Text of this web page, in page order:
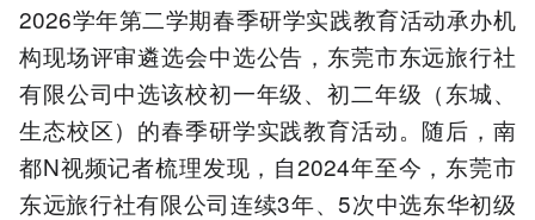
2026学年第二学期春季研学实践教育活动承办机
构现场评审遴选会中选公告，东莞市东远旅行社
有限公司中选该校初一年级、初二年级（东城、
生态校区）的春季研学实践教育活动。随后，南
都N视频记者梳理发现，自2024年至今，东莞市
东远旅行社有限公司连续3年、5次中选东华初级